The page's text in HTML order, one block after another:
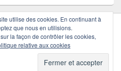
CONNECTE. Tous Droits Réservés.
utilise des cookies. En continuant à
que nous en utilisions.
la façon de contrôler les cookies,
relative aux cookies